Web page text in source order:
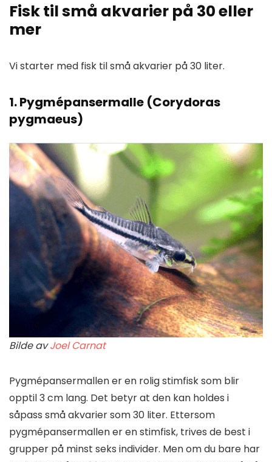
Fisk til små akvarier på 30 eller
mer
Vi starter med fisk til små akvarier på 30 liter.
1. Pygmépansermalle (Corydoras
pygmaeus)
Bilde avJoel Carnat
Pygmépansermallen er en rolig stimfisk som blir
opptil 3 cm lang. Det betyr at den kan holdes i
såpass små akvarier som 30 liter. Ettersom
pygmépansermallen er en stimfisk, trives de best i
grupper på minst seks individer. Men om du bare har